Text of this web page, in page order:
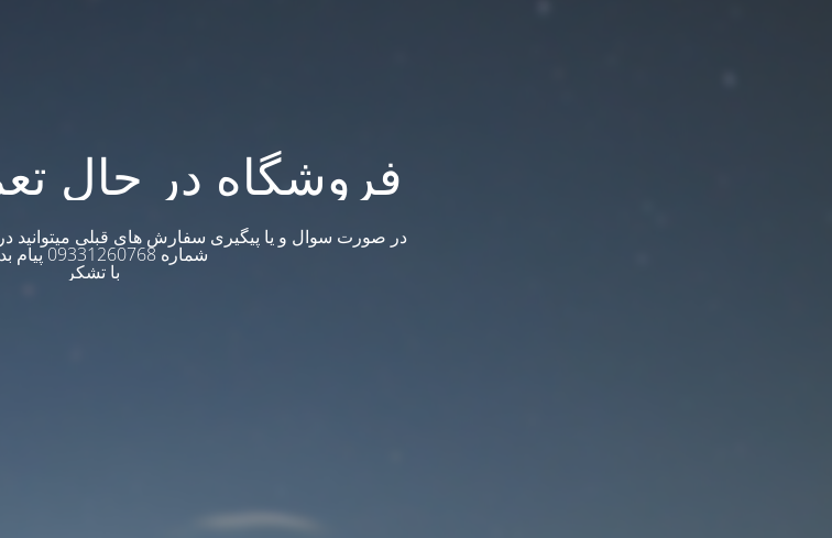
فروشگاه در حال
در صورت سوال و یا پیگیری سفارش های قبلی میتوانید در
شماره 09331260768 پیام بدید .
با تشکر